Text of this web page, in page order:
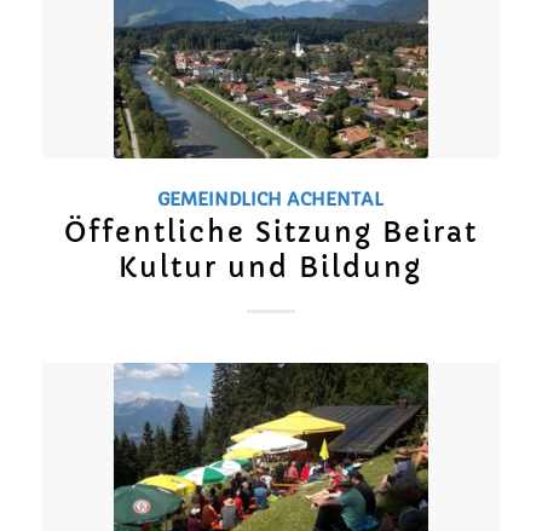
GEMEINDLICH ACHENTAL
Öffentliche Sitzung Beirat
Kultur und Bildung